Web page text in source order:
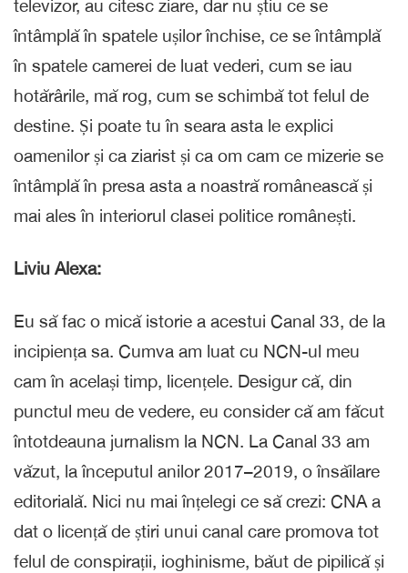
televizor, au citesc ziare, dar nu știu ce se
întâmplă în spatele ușilor închise, ce se întâmplă
în spatele camerei de luat vederi, cum se iau
hotărârile, mă rog, cum se schimbă tot felul de
destine. Și poate tu în seara asta le explici
oamenilor și ca ziarist și ca om cam ce mizerie se
întâmplă în presa asta a noastră românească și
mai ales în interiorul clasei politice românești.
Liviu Alexa:
Eu să fac o mică istorie a acestui Canal 33, de la
incipiența sa. Cumva am luat cu NCN-ul meu
cam în același timp, licențele. Desigur că, din
punctul meu de vedere, eu consider că am făcut
întotdeauna jurnalism la NCN. La Canal 33 am
văzut, la începutul anilor 2017–2019, o însăilare
editorială. Nici nu mai înțelegi ce să crezi: CNA a
dat o licență de știri unui canal care promova tot
felul de conspirații, ioghinisme, băut de pipilică și